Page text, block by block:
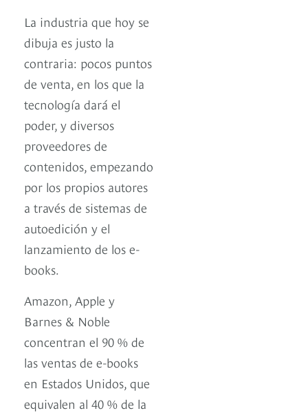
La industria que hoy se
dibuja es justo la
contraria: pocos puntos
de venta, en los que la
tecnología dará el
poder, y diversos
proveedores de
contenidos, empezando
por los propios autores
a través de sistemas de
autoedición y el
lanzamiento de los e-
books.
Amazon, Apple y
Barnes & Noble
concentran el 90 % de
las ventas de e-books
en Estados Unidos, que
equivalen al 40 % de la